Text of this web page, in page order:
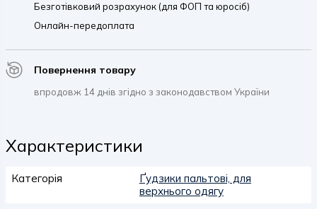
Безготівковий розрахунок (для ФОП та юросіб)
Онлайн-передоплата
Повернення товару
впродовж 14 днів згідно з законодавством України
Характеристики
Категорія
Ґудзики пальтові, для
верхнього одягу